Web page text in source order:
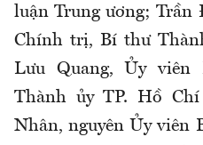
luận Trung ương; Trần
Chính trị, Bí thư
Lưu Quang, Ủy
Thành ủy TP. Hồ
Nhân, nguyên Ủy viên